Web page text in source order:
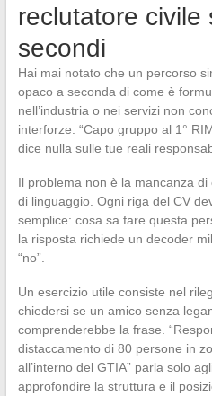
reclutatore civile
secondi
Hai mai notato che un percorso
opaco a seconda di come è
nell’industria o nei servizi non
interforze. “Capo gruppo al 1°
dice nulla sulle tue reali
Il problema non è la mancanza
di linguaggio. Ogni riga del CV
semplice: cosa sa fare questa
la risposta richiede un decoder
“no”.
Un esercizio utile consiste nel
chiedersi se un amico senza
comprenderebbe la frase.
distaccamento di 80 persone in
all’interno del GTIA” parla solo
approfondire la struttura e il